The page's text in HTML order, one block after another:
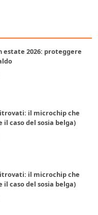
estate 2026: proteggere
il microchip che
caso del sosia belga)
il microchip che
caso del sosia belga)